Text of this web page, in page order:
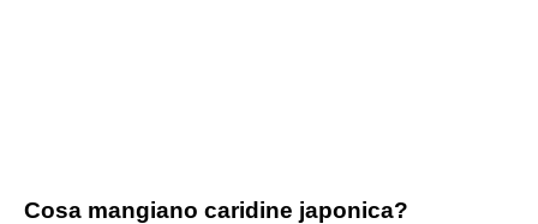
Cosa mangiano caridine japonica?